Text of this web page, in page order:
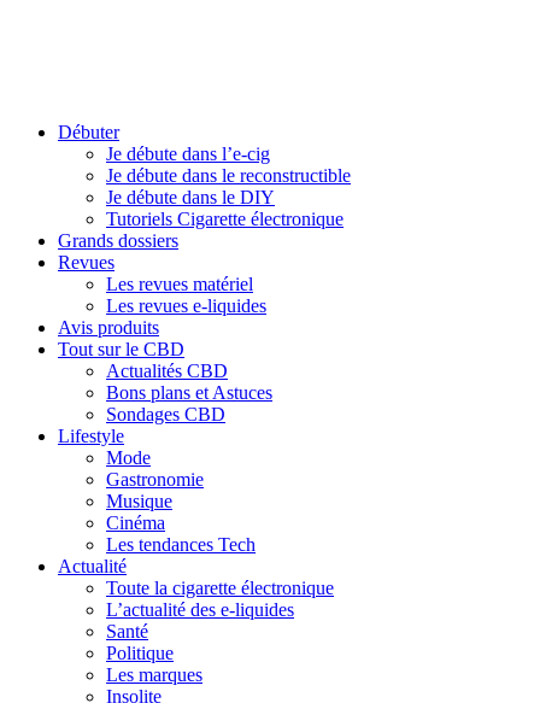
Débuter
Je débute dans l’e-cig
Je débute dans le reconstructible
Je débute dans le DIY
Tutoriels Cigarette électronique
Grands dossiers
Revues
Les revues matériel
Les revues e-liquides
Avis produits
Tout sur le CBD
Actualités CBD
Bons plans et Astuces
Sondages CBD
Lifestyle
Mode
Gastronomie
Musique
Cinéma
Les tendances Tech
Actualité
Toute la cigarette électronique
L’actualité des e-liquides
Santé
Politique
Les marques
Insolite